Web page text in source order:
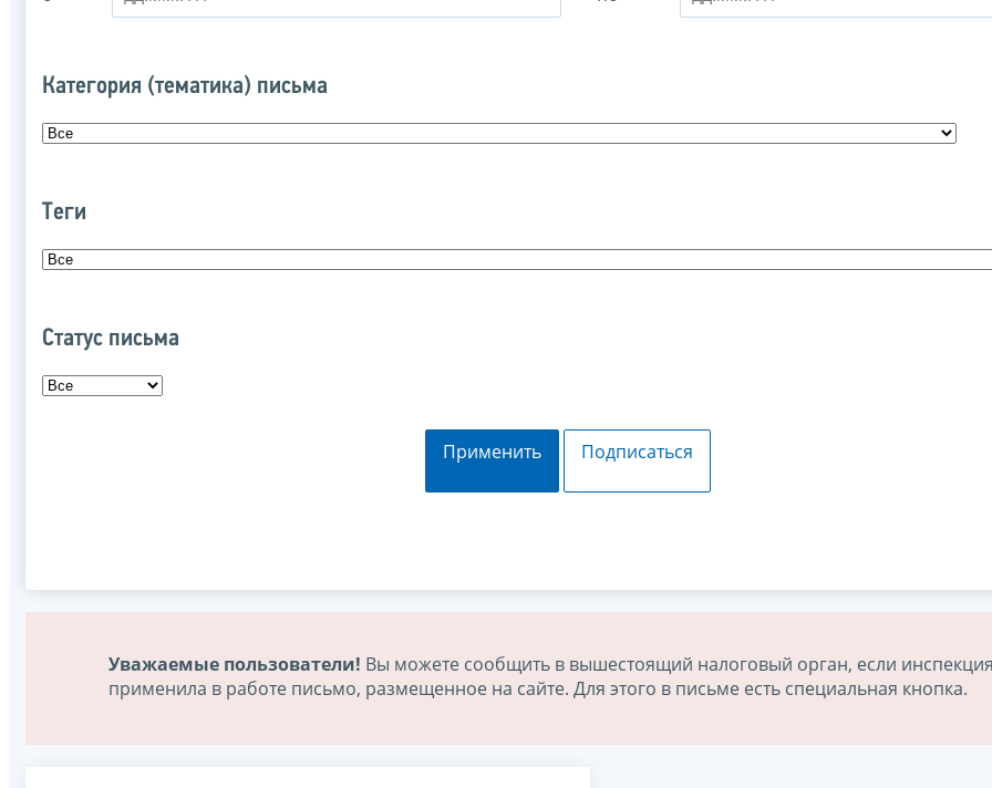
Категория (тематика) письма
Теги
Статус письма
Применить Подписаться
Уважаемые пользователи! Вы можете сообщить в вышестоящий налоговый орган, если
применила в работе письмо, размещенное на сайте. Для этого в письме есть специальная кнопка.